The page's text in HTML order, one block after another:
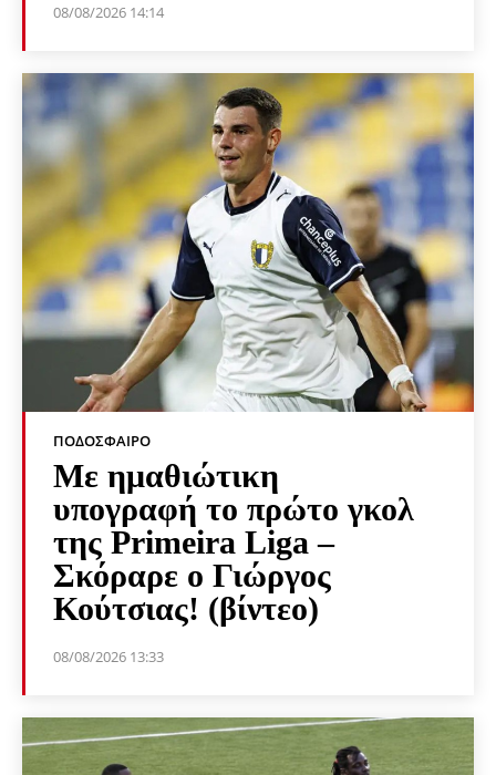
08/08/2026 14:14
ΠΟΔΌΣΦΑΙΡΟ
Με ημαθιώτικη
υπογραφή το πρώτο γκολ
της Primeira Liga –
Σκόραρε ο Γιώργος
Κούτσιας! (βίντεο)
08/08/2026 13:33